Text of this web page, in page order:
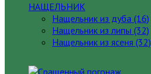
НАЩЕЛЬНИК
Нащельник из дуба (16)
Нащельник из липы (32)
Нащельник из ясеня (32)